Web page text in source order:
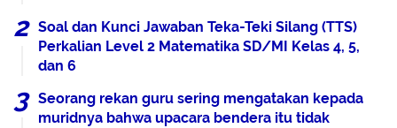
Soal dan Kunci Jawaban Teka-Teki Silang (TTS)
Perkalian Level 2 Matematika SD/MI Kelas 4, 5,
dan 6
Seorang rekan guru sering mengatakan kepada
muridnya bahwa upacara bendera itu tidak